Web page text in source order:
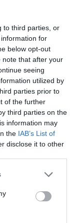
to third parties, or
for
below opt-out
note that after your
seeing
utilized by
parties prior to
of the further
third parties on the
information may
the IAB’s List of
disclose it to other